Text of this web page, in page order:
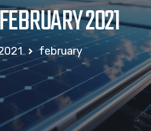
2021
february